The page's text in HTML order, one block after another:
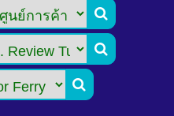


